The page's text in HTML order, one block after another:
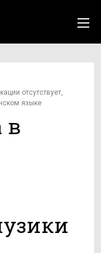
отсутствует,
языке
в